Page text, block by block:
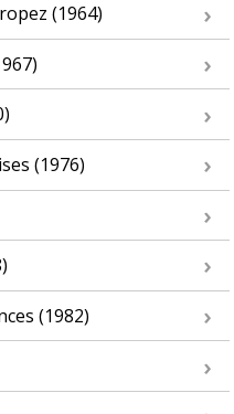
(1964)
(1976)
(1982)